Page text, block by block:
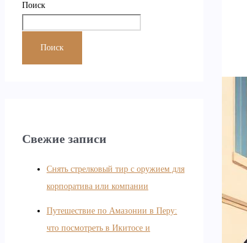
Поиск
Поиск
Свежие записи
Снять стрелковый тир с оружием для
корпоратива или компании
Путешествие по Амазонии в Перу:
что посмотреть в Икитосе и